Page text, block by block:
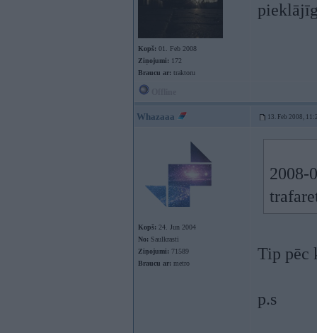
Kopš: 01. Feb 2008
Ziņojumi: 172
Braucu ar: traktoru
Whazaaa 13. Feb 2008,
Kopš: 24. Jun 2004
No: Saulkrasti
Ziņojumi: 71589
Braucu ar: metro
2008-
Tip pēc
p.s